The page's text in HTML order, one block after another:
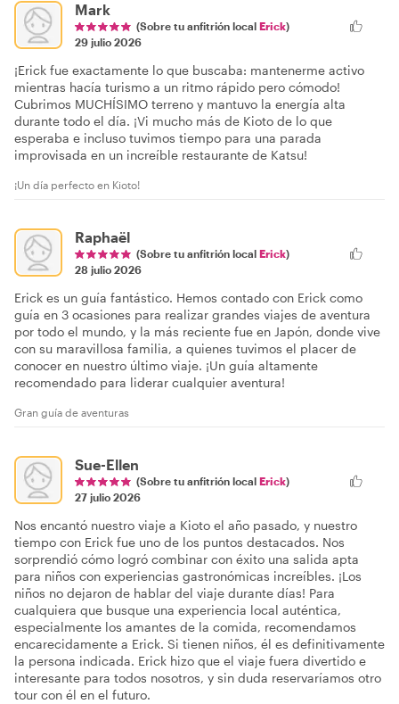
Mark
(Sobre tu anfitrión local Erick)
29 julio 2026
¡Erick fue exactamente lo que buscaba: mantenerme activo
mientras hacía turismo a un ritmo rápido pero cómodo!
Cubrimos MUCHÍSIMO terreno y mantuvo la energía alta
durante todo el día. ¡Vi mucho más de Kioto de lo que
esperaba e incluso tuvimos tiempo para una parada
improvisada en un increíble restaurante de Katsu!
¡Un día perfecto en Kioto!
Raphaël
(Sobre tu anfitrión local Erick)
28 julio 2026
Erick es un guía fantástico. Hemos contado con Erick como
guía en 3 ocasiones para realizar grandes viajes de aventura
por todo el mundo, y la más reciente fue en Japón, donde vive
con su maravillosa familia, a quienes tuvimos el placer de
conocer en nuestro último viaje. ¡Un guía altamente
recomendado para liderar cualquier aventura!
Gran guía de aventuras
Sue-Ellen
(Sobre tu anfitrión local Erick)
27 julio 2026
Nos encantó nuestro viaje a Kioto el año pasado, y nuestro
tiempo con Erick fue uno de los puntos destacados. Nos
sorprendió cómo logró combinar con éxito una salida apta
para niños con experiencias gastronómicas increíbles. ¡Los
niños no dejaron de hablar del viaje durante días! Para
cualquiera que busque una experiencia local auténtica,
especialmente los amantes de la comida, recomendamos
encarecidamente a Erick. Si tienen niños, él es definitivamente
la persona indicada. Erick hizo que el viaje fuera divertido e
interesante para todos nosotros, y sin duda reservaríamos otro
tour con él en el futuro.